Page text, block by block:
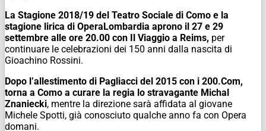
La Stagione 2018/19 del Teatro Sociale di Como e la
stagione lirica di OperaLombardia aprono il 27 e 29
settembre alle ore 20.00 con Il Viaggio a Reims, per
continuare le celebrazioni dei 150 anni dalla nascita di
Gioachino Rossini.
Dopo l’allestimento di Pagliacci del 2015 con i 200.Com,
torna a Como a curare la regia lo stravagante Michal
Znaniecki, mentre la direzione sarà affidata al giovane
Michele Spotti, già conosciuto qualche anno fa con Opera
domani.